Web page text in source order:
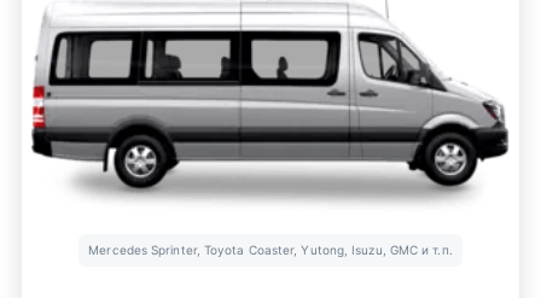
Mercedes Sprinter, Toyota Coaster, Yutong, Isuzu, GMC и т.п.